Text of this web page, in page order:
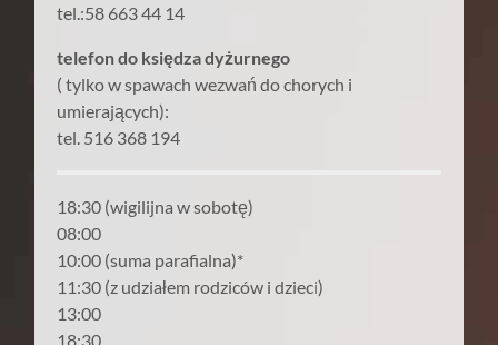
tel.:58 663 44 14
telefon do księdza dyżurnego
( tylko w spawach wezwań do chorych i
umierających):
tel. 516 368 194
18:30 (wigilijna w sobotę)
08:00
10:00 (suma parafialna)*
11:30 (z udziałem rodziców i dzieci)
13:00
18:30